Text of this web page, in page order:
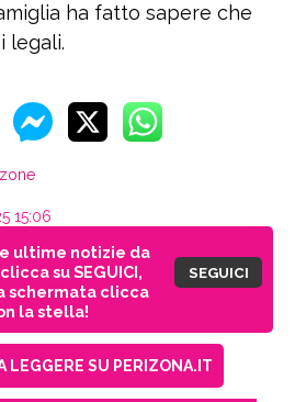
ha fatto sapere che
legali.
15:06
ultime notizie da
su SEGUICI,
schermata clicca
la stella!
SEGUICI
LEGGERE SU PERIZONA.IT